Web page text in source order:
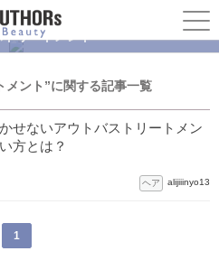
トリートメント
メント”に関する記事一覧
せないアウトバストリートメン
方とは？
ヘア alijiiinyo13
1